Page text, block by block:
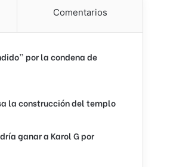
Comentarios
por la condena de
la construcción del templo
ganar a Karol G por